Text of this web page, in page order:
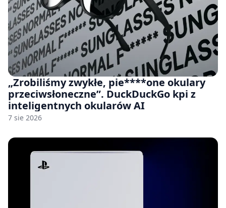
„Zrobiliśmy zwykłe, pie****one okulary
przeciwsłoneczne”. DuckDuckGo kpi z
inteligentnych okularów AI
7 sie 2026